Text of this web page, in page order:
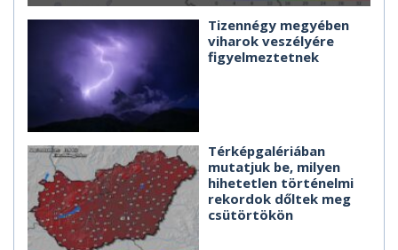
Tizennégy megyében
viharok veszélyére
figyelmeztetnek
Térképgalériában
mutatjuk be, milyen
hihetetlen történelmi
rekordok dőltek meg
csütörtökön